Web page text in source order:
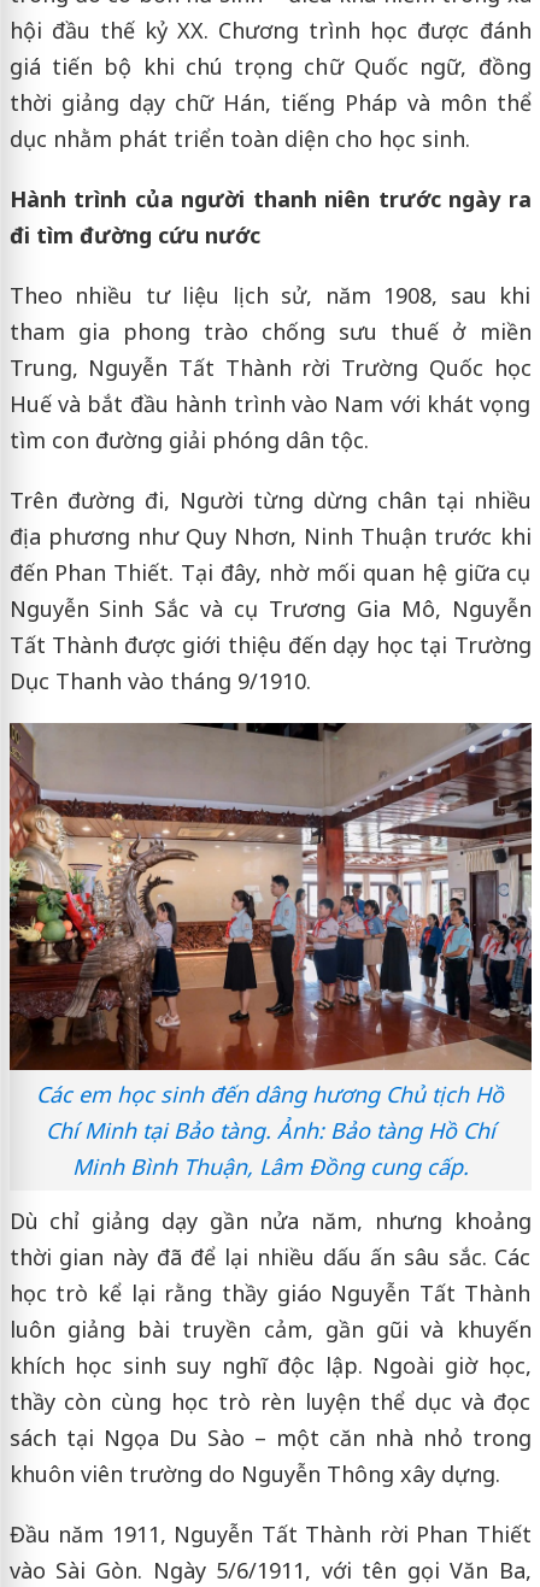
hội đầu thế kỷ XX. Chương trình học được đánh
giá tiến bộ khi chú trọng chữ Quốc ngữ, đồng
thời giảng dạy chữ Hán, tiếng Pháp và môn thể
dục nhằm phát triển toàn diện cho học sinh.
Hành trình của người thanh niên trước ngày ra
đi tìm đường cứu nước
Theo nhiều tư liệu lịch sử, năm 1908, sau khi
tham gia phong trào chống sưu thuế ở miền
Trung, Nguyễn Tất Thành rời Trường Quốc học
Huế và bắt đầu hành trình vào Nam với khát vọng
tìm con đường giải phóng dân tộc.
Trên đường đi, Người từng dừng chân tại nhiều
địa phương như Quy Nhơn, Ninh Thuận trước khi
đến Phan Thiết. Tại đây, nhờ mối quan hệ giữa cụ
Nguyễn Sinh Sắc và cụ Trương Gia Mô, Nguyễn
Tất Thành được giới thiệu đến dạy học tại Trường
Dục Thanh vào tháng 9/1910.
Các em học sinh đến dâng hương Chủ tịch Hồ
Chí Minh tại Bảo tàng. Ảnh: Bảo tàng Hồ Chí
Minh Bình Thuận, Lâm Đồng cung cấp.
Dù chỉ giảng dạy gần nửa năm, nhưng khoảng
thời gian này đã để lại nhiều dấu ấn sâu sắc. Các
học trò kể lại rằng thầy giáo Nguyễn Tất Thành
luôn giảng bài truyền cảm, gần gũi và khuyến
khích học sinh suy nghĩ độc lập. Ngoài giờ học,
thầy còn cùng học trò rèn luyện thể dục và đọc
sách tại Ngọa Du Sào – một căn nhà nhỏ trong
khuôn viên trường do Nguyễn Thông xây dựng.
Đầu năm 1911, Nguyễn Tất Thành rời Phan Thiết
vào Sài Gòn. Ngày 5/6/1911, với tên gọi Văn Ba,